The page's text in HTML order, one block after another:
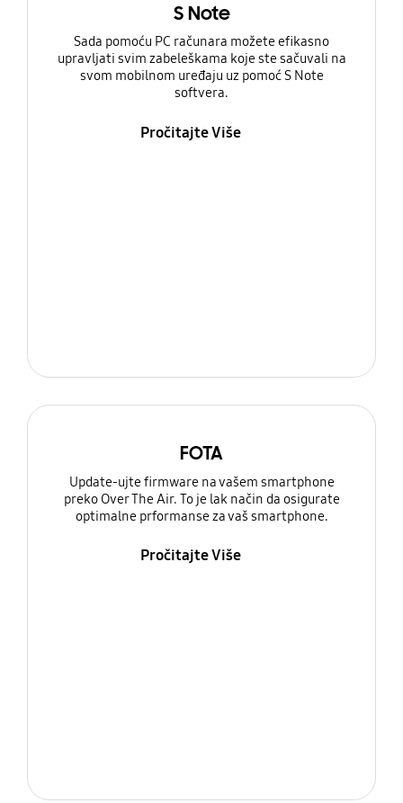
S Note
Sada pomoću PC računara možete efikasno
upravljati svim zabeleškama koje ste sačuvali na
svom mobilnom uređaju uz pomoć S Note
softvera.
Pročitajte Više
FOTA
Update-ujte firmware na vašem smartphone
preko Over The Air. To je lak način da osigurate
optimalne prformanse za vaš smartphone.
Pročitajte Više